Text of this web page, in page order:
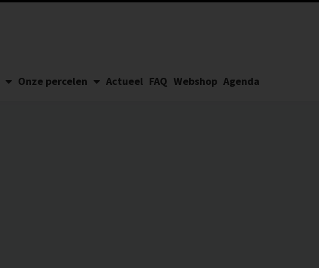
Onze percelen Actueel FAQ Webshop Agenda